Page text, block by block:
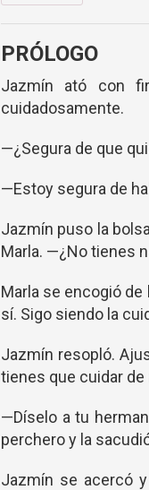
PRÓLOGO
Jazmín ató con
cuidadosamente.
—¿Segura de que
—Estoy segura de
Jazmín puso la
Marla. —¿No tienes
Marla se encogió
sí. Sigo siendo la
Jazmín resopló.
tienes que cuidar de
—Díselo a tu
perchero y la
Jazmín se acercó